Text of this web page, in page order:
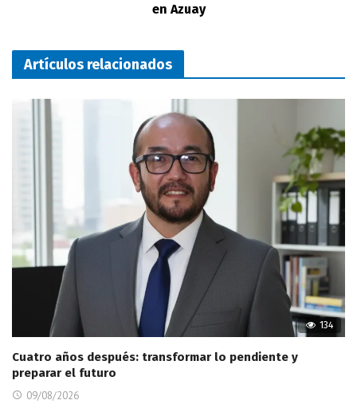
en Azuay
Artículos relacionados
134
Cuatro años después: transformar lo pendiente y
preparar el futuro
09/08/2026